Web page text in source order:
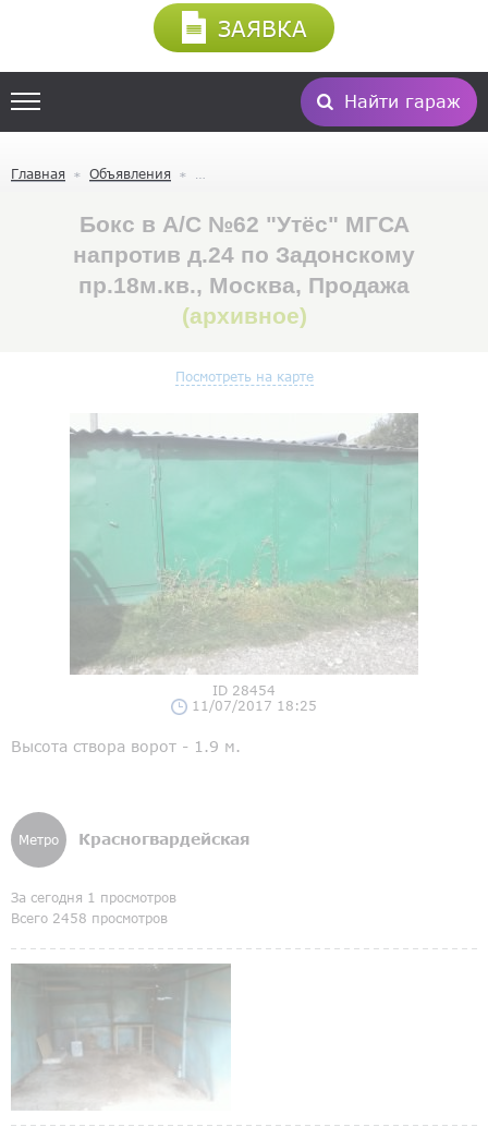
Найти гараж
ЗАЯВКА
Главная Объявления
Бокс в А/С №62 "Утёс" МГСА
напротив д.24 по Задонскому
пр.18м.кв., Москва, Продажа
(архивное)
Посмотреть на карте
ID 28454
11/07/2017 18:25
Высота створа ворот - 1.9 м.
Метро Красногвардейская
За сегодня 1 просмотров
Всего 2458 просмотров